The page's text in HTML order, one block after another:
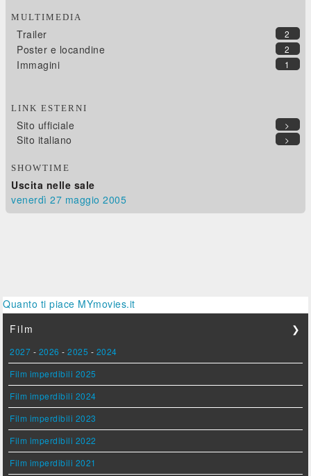
MULTIMEDIA
2
Trailer
2
Poster e locandine
1
Immagini
LINK ESTERNI
>
Sito ufficiale
>
Sito italiano
SHOWTIME
Uscita nelle sale
venerdì 27 maggio 2005
Quanto ti piace MYmovies.it
Film
❯
2027 - 2026 -2025 - 2024
Film imperdibili 2025
Film imperdibili 2024
Film imperdibili 2023
Film imperdibili 2022
Film imperdibili 2021